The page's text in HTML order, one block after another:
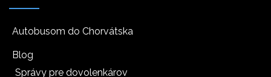
Autobusom do Chorvátska
Blog
Správy pre dovolenkárov